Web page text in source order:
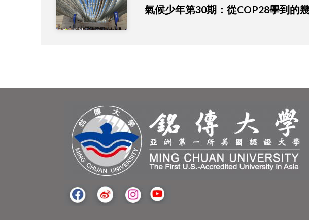
氣候少年第30期：從COP28學到的